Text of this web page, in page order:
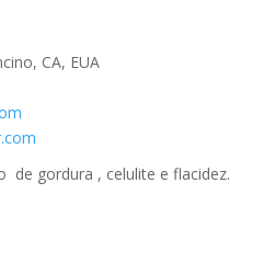
CA, EUA
de gordura , celulite e flacidez.